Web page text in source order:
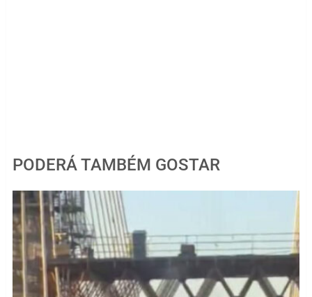
PODERÁ TAMBÉM GOSTAR